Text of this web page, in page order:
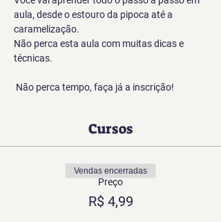
aula, desde o estouro da pipoca até a
caramelização.
Não perca esta aula com muitas dicas e
técnicas.
Não perca tempo, faça já a inscrição!
Cursos
Preço
R$ 4,99
Vendas encerradas